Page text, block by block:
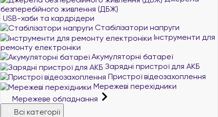
безперебійного живлення (ДБЖ)
USB-хаби та кардрідери
Стабілізатори напруги
Інструменти для
ремонту електроніки
Акумуляторні батареї
Зарядні пристрої для АКБ
Пристрої відеозахоплення
Мережеві перехідники
Мережеве обладнання
Всі категорії